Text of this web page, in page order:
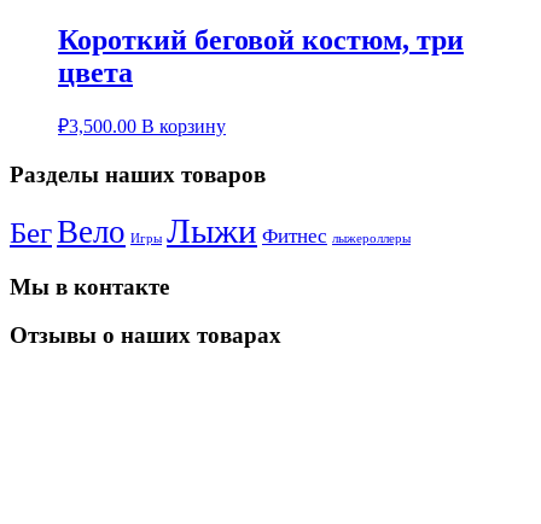
Короткий беговой костюм, три
цвета
₽3,500.00 В корзину
Разделы наших товаров
БегВело Игры Лыжи Фитнес лыжероллеры
Мы в контакте
Отзывы о наших товарах